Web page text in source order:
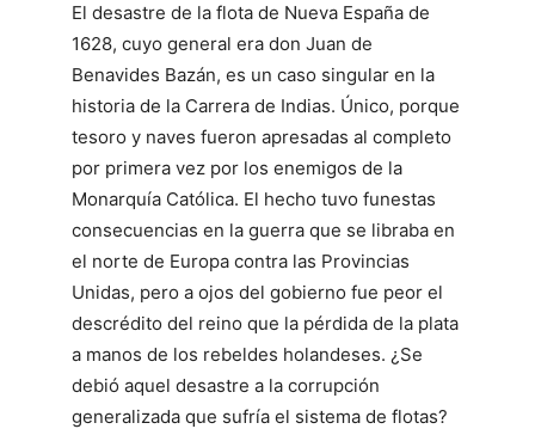
El desastre de la flota de Nueva España de
1628, cuyo general era don Juan de
Benavides Bazán, es un caso singular en la
historia de la Carrera de Indias. Único, porque
tesoro y naves fueron apresadas al completo
por primera vez por los enemigos de la
Monarquía Católica. El hecho tuvo funestas
consecuencias en la guerra que se libraba en
el norte de Europa contra las Provincias
Unidas, pero a ojos del gobierno fue peor el
descrédito del reino que la pérdida de la plata
a manos de los rebeldes holandeses. ¿Se
debió aquel desastre a la corrupción
generalizada que sufría el sistema de flotas?